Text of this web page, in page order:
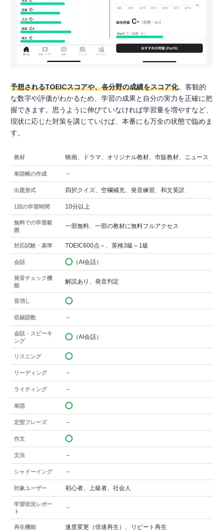
予想されるTOEICスコアや、各分野の成績をスコア化。客観的
な数字や評価がわかるため、学習の成果と自分の実力を正確に把
握できます。思うように伸びていなければ学習量を増やすなど、
現状に応じた対策を講じていけば、本番にも万全の状態で臨めま
す。
教材 映画、ドラマ、オリジナル教材、市販教材、ニュース
単語帳の作成 －
出題形式 四択クイズ、空欄補充、発音練習、和文英訳
1回の学習時間 10分以上
無料での学習範
囲
一部無料、一部の教材に無料フルアクセス
対応試験・基準 TOEIC600点～、英検3級～1級
会話 （AI会話）
発音チェック機
能
解説あり、発音判定
音消し
収録語数 －
会話・スピーキ
ング
（AI会話）
リスニング
リーディング －
ライティング －
単語
定型フレーズ －
作文
文法 －
シャドーイング －
対象ユーザー 初心者、上級者、社会人
学習状況レポー
ト
－
再生機能 速度変更（倍速再生）、リピート再生